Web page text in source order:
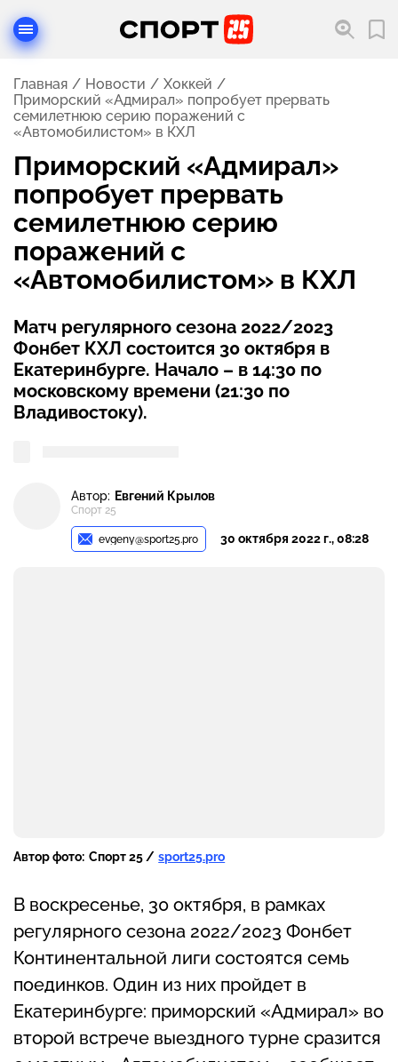
Главная Новости
Хоккей
Приморский «Адмирал» попробует прервать
семилетнюю серию поражений с
«Автомобилистом» в КХЛ
Приморский «Адмирал»
попробует прервать
семилетнюю серию
поражений с
«Автомобилистом» в КХЛ
Матч регулярного сезона 2022/2023
Фонбет КХЛ состоится 30 октября в
Екатеринбурге. Начало – в 14:30 по
московскому времени (21:30 по
Владивостоку).
Автор: Евгений Крылов
Спорт 25
evgeny@sport25.pro 30 октября 2022 г., 08:28
Автор фото: Спорт 25 / sport25.pro
В воскресенье, 30 октября, в рамках
регулярного сезона 2022/2023 Фонбет
Континентальной лиги состоятся семь
поединков. Один из них пройдет в
Екатеринбурге: приморский «Адмирал» во
второй встрече выездного турне сразится